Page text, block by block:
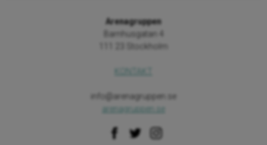
Arenagruppen
Barnhusgatan 4
111 23 Stockholm
info@arenagruppen.se
arenagruppen.se